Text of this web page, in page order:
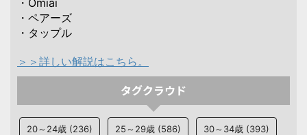
・Omiai
・ペアーズ
・タップル
＞＞詳しい解説はこちら。
タグクラウド
20～24歳 (236) 25～29歳 (586) 30～34歳 (393)